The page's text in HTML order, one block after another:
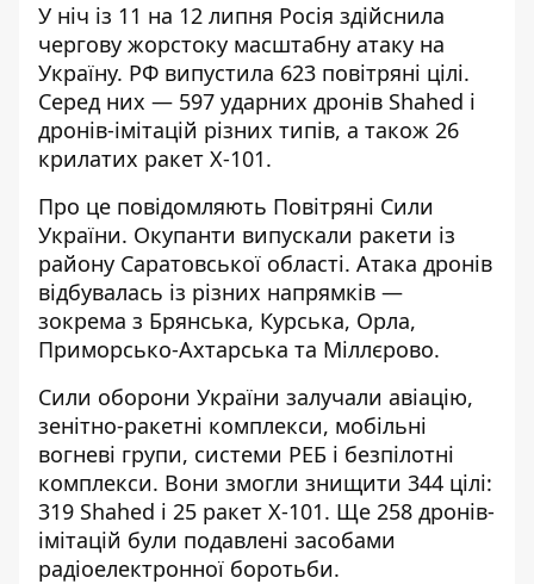
У ніч із 11 на 12 липня Росія здійснила
чергову жорстоку масштабну атаку на
Україну. РФ випустила 623 повітряні цілі.
Серед них — 597 ударних дронів Shahed і
дронів-імітацій різних типів, а також 26
крилатих ракет Х-101.
Про це повідомляють Повітряні Сили
України. Окупанти випускали ракети із
району Саратовської області. Атака дронів
відбувалась із різних напрямків —
зокрема з Брянська, Курська, Орла,
Приморсько-Ахтарська та Міллєрово.
Сили оборони України залучали авіацію,
зенітно-ракетні комплекси, мобільні
вогневі групи, системи РЕБ і безпілотні
комплекси. Вони змогли знищити 344 цілі:
319 Shahed і 25 ракет Х-101. Ще 258 дронів-
імітацій були подавлені засобами
радіоелектронної боротьби.